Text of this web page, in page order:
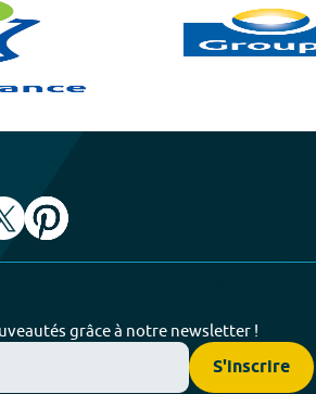
grâce à notre newsletter !
S'inscrire